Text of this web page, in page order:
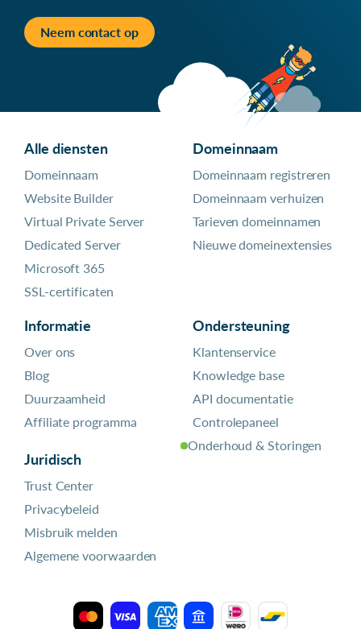
Neem contact op
Alle diensten
Domeinnaam
Website Builder
Virtual Private Server
Dedicated Server
Microsoft 365
SSL-certificaten
Domeinnaam
Domeinnaam registreren
Domeinnaam verhuizen
Tarieven domeinnamen
Nieuwe domeinextensies
Informatie
Over ons
Blog
Duurzaamheid
Affiliate programma
Juridisch
Trust Center
Privacybeleid
Misbruik melden
Algemene voorwaarden
Ondersteuning
Klantenservice
Knowledge base
API documentatie
Controlepaneel
Onderhoud & Storingen